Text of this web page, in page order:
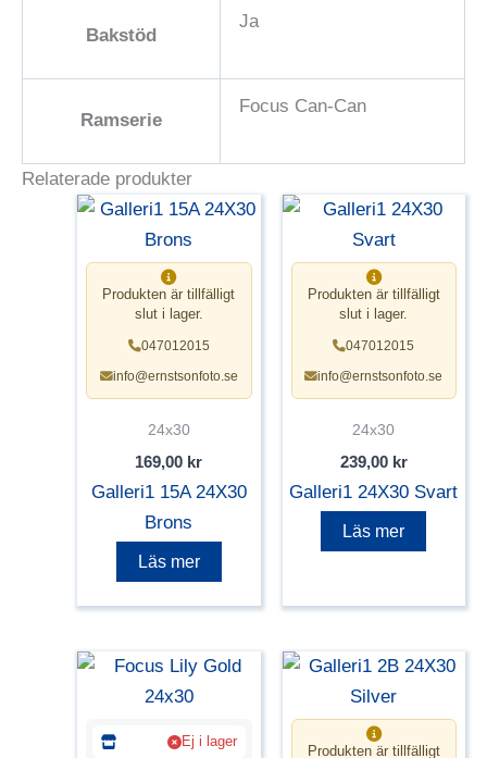
Bakstöd
Ja
Ramserie
Focus Can-Can
Relaterade produkter
Produkten är tillfälligt
slut i lager.
047012015
info@ernstsonfoto.se
24x30
169,00 kr
Galleri1 15A 24X30
Brons
Läs mer
Produkten är tillfälligt
slut i lager.
047012015
info@ernstsonfoto.se
24x30
239,00 kr
Galleri1 24X30 Svart
Läs mer
Ej i lager
Produkten är tillfälligt